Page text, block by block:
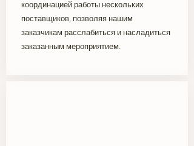
координацией работы нескольких
поставщиков, позволяя нашим
заказчикам расслабиться и насладиться
заказанным мероприятием.